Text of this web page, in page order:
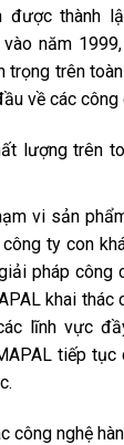
được thành
năm
trọng trên
về các công
lượng trên
vi sản
ty con
pháp công
khai thác
lĩnh vực
tiếp tục
công nghệ